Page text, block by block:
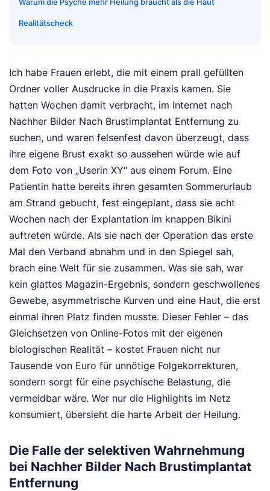
Warum die Psyche mehr Heilung braucht als die Haut
Realitätscheck
Ich habe Frauen erlebt, die mit einem prall gefüllten
Ordner voller Ausdrucke in die Praxis kamen. Sie
hatten Wochen damit verbracht, im Internet nach
Nachher Bilder Nach Brustimplantat Entfernung zu
suchen, und waren felsenfest davon überzeugt, dass
ihre eigene Brust exakt so aussehen würde wie auf
dem Foto von „Userin XY“ aus einem Forum. Eine
Patientin hatte bereits ihren gesamten Sommerurlaub
am Strand gebucht, fest eingeplant, dass sie acht
Wochen nach der Explantation im knappen Bikini
auftreten würde. Als sie nach der Operation das erste
Mal den Verband abnahm und in den Spiegel sah,
brach eine Welt für sie zusammen. Was sie sah, war
kein glattes Magazin-Ergebnis, sondern geschwollenes
Gewebe, asymmetrische Kurven und eine Haut, die erst
einmal ihren Platz finden musste. Dieser Fehler – das
Gleichsetzen von Online-Fotos mit der eigenen
biologischen Realität – kostet Frauen nicht nur
Tausende von Euro für unnötige Folgekorrekturen,
sondern sorgt für eine psychische Belastung, die
vermeidbar wäre. Wer nur die Highlights im Netz
konsumiert, übersieht die harte Arbeit der Heilung.
Die Falle der selektiven Wahrnehmung
bei Nachher Bilder Nach Brustimplantat
Entfernung